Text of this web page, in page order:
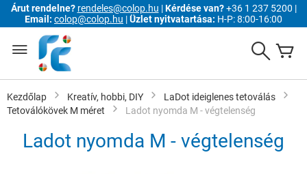
Árut rendelne? rendeles@colop.hu |Kérdése van?+36 1 237 5200 |
Email: colop@colop.hu |Üzlet nyitvatartása: H-P: 8:00-16:00
Search
Kezdőlap Kreatív, hobbi, DIY
LaDot ideiglenes tetoválás
Tetoválókövek M méret
Ladot nyomda M - végtelenség
Ladot nyomda M - végtelenség